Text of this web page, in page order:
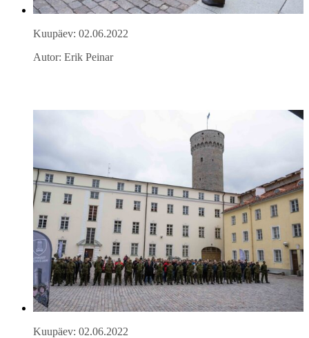
Kuupäev: 02.06.2022
Autor: Erik Peinar
Kuupäev: 02.06.2022